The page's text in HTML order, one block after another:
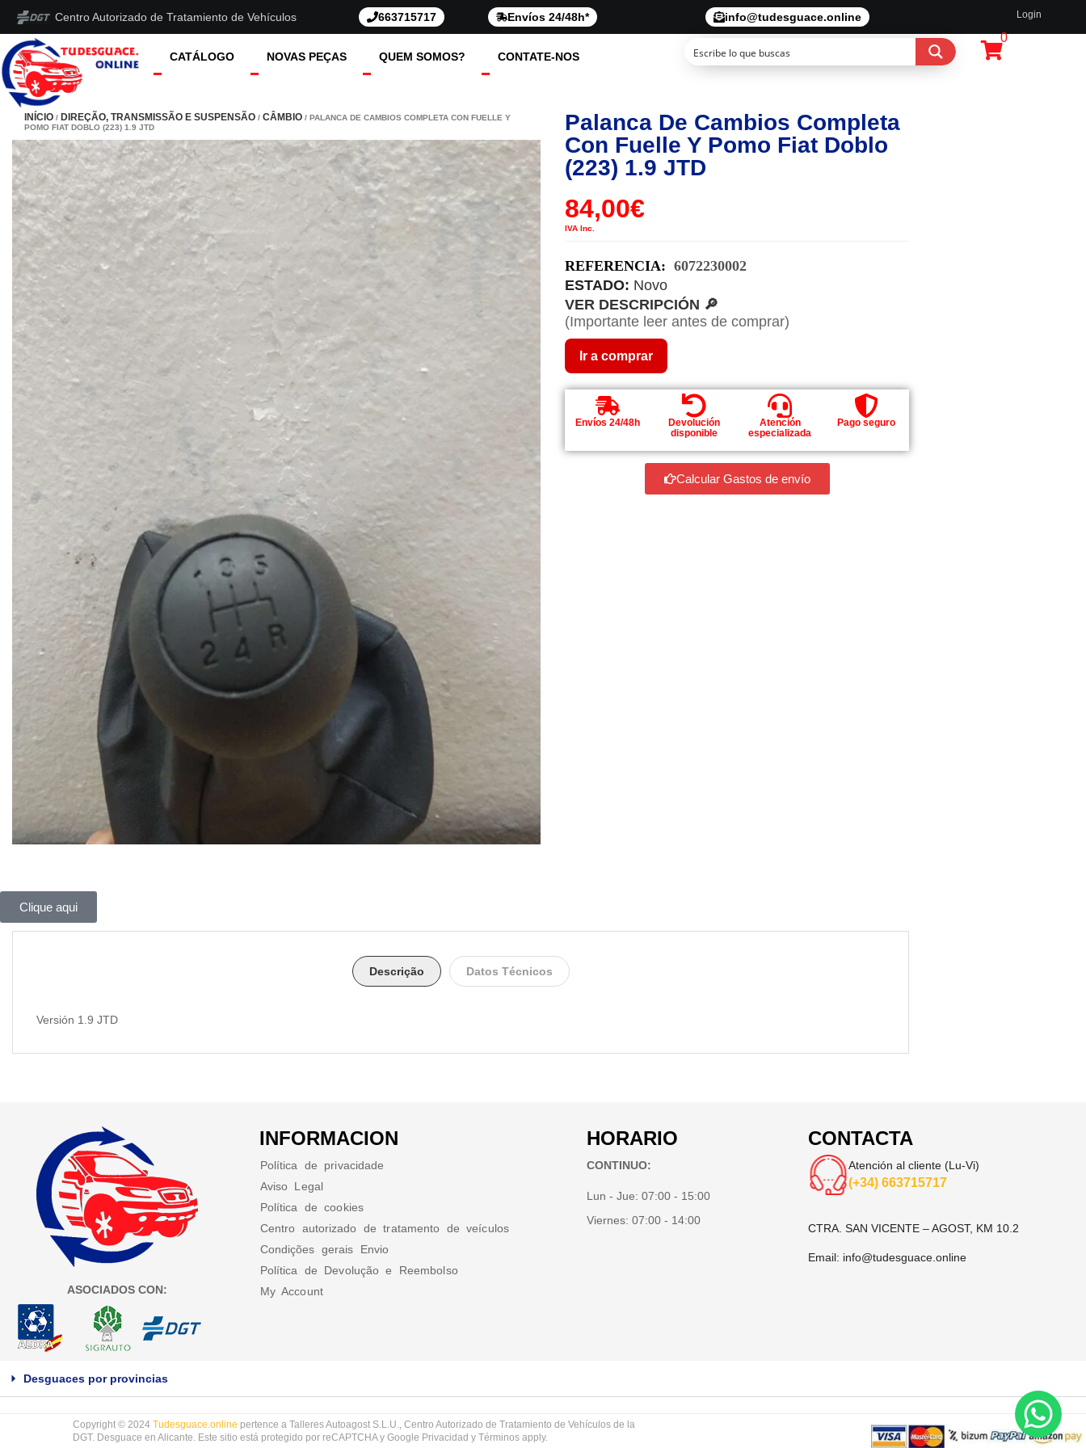
Centro Autorizado de Tratamiento de Vehículos 663715717 Envíos 24/48h* info@tudesguace.online Login
CATÁLOGO NOVAS PEÇAS QUEM SOMOS? CONTATE-NOS
0
INÍCIO / DIREÇÃO, TRANSMISSÃO E SUSPENSÃO / CÂMBIO / PALANCA DE CAMBIOS COMPLETA CON FUELLE Y
POMO FIAT DOBLO (223) 1.9 JTD
Palanca De Cambios Completa
Con Fuelle Y Pomo Fiat Doblo
(223) 1.9 JTD
84,00€
IVA Inc.
REFERENCIA: 6072230002
ESTADO: Novo
VER DESCRIPCIÓN 🔎
(Importante leer antes de comprar)
Ir a comprar
Envíos 24/48h
Devolución
disponible
Atención
especializada
Pago seguro
Calcular Gastos de envío
Clique aqui
Descrição Datos Técnicos
Versión 1.9 JTD
ASOCIADOS CON:
INFORMACION
Política de privacidade
Aviso Legal
Política de cookies
Centro autorizado de tratamento de veículos
Condições gerais Envio
Política de Devolução e Reembolso
My Account
HORARIO
CONTINUO:
Lun - Jue:07:00 - 15:00
Viernes:07:00 - 14:00
CONTACTA
Atención al cliente (Lu-Vi)
(+34) 663715717
CTRA. SAN VICENTE – AGOST, KM 10.2
Email: info@tudesguace.online
Desguaces por provincias
Copyright © 2024 Tudesguace.online pertence a Talleres Autoagost S.L.U., Centro Autorizado de Tratamiento de Vehículos de la
DGT. Desguace en Alicante. Este sitio está protegido por reCAPTCHA y Google Privacidad y Términos apply.